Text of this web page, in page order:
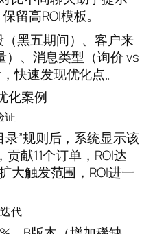
留高ROI模板。
（黑五期间）、客户来
）、消息类型（询价 vs
快速发现优化点。
化案例
证
录”规则后，系统显示该
献11个订单，ROI达
大触发范围，ROI进一
代